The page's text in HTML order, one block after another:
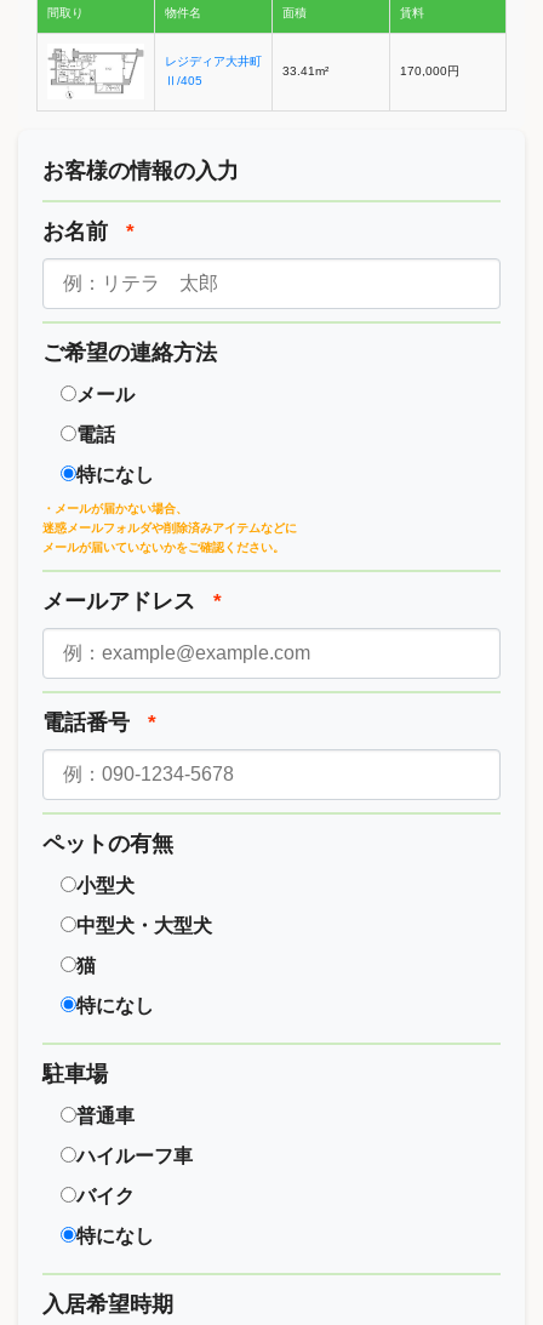
間取り 物件名 面積 賃料
レジディア大井町
Ⅱ/405
33.41m² 170,000円
お客様の情報の入力
お名前 *
ご希望の連絡方法
メール
電話
特になし
・メールが届かない場合、
迷惑メールフォルダや削除済みアイテムなどに
メールが届いていないかをご確認ください。
メールアドレス *
電話番号 *
ペットの有無
小型犬
中型犬・大型犬
猫
特になし
駐車場
普通車
ハイルーフ車
バイク
特になし
入居希望時期